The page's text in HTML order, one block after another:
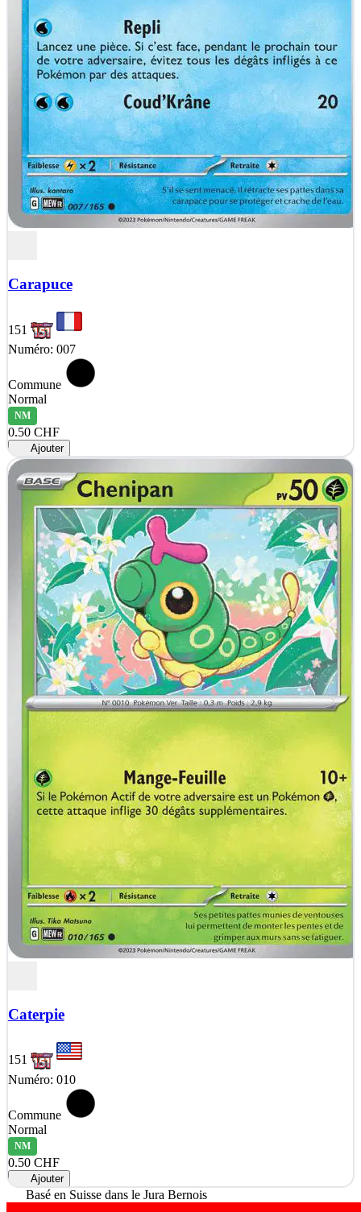
Carapuce
151
Numéro: 007
Commune
Normal
NM
0.50 CHF
Ajouter
Caterpie
151
Numéro: 010
Commune
Normal
NM
0.50 CHF
Ajouter
Basé en Suisse dans le Jura Bernois